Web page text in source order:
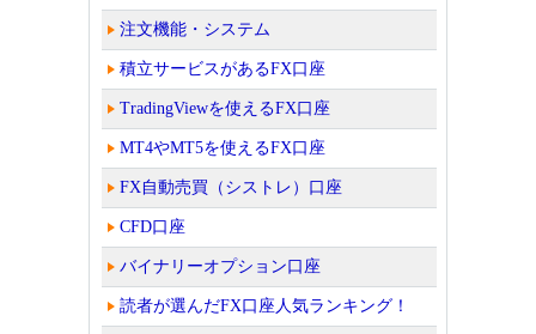
注文機能・システム
積立サービスがあるFX口座
TradingViewを使えるFX口座
MT4やMT5を使えるFX口座
FX自動売買（シストレ）口座
CFD口座
バイナリーオプション口座
読者が選んだFX口座人気ランキング！